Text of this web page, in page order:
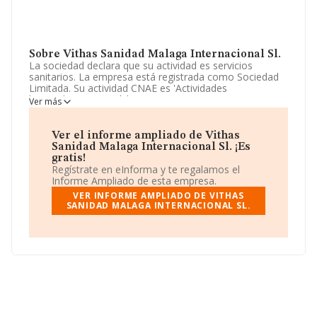
Sobre Vithas Sanidad Malaga Internacional Sl.
La sociedad declara que su actividad es servicios
sanitarios. La empresa está registrada como Sociedad
Limitada. Su actividad CNAE es 'Actividades
hospitalarias' con código 8610. La empresa no tiene
actividad en mercados exteriores.
En función de sus características (facturación y número
de empleados), la compañía se puede calificar como
macroempresa. La información presente en la base de
datos de INFORMA refleja que la compañía ha
experimentado una inflexión respecto al año anterior
(2023). En el ebitda ha tenido una bajada del 161%. Ha
decrecido un 1% en ventas y los resultados han
disminuido un 384%. El número de empleados ha
de datos de INFORMA, el número de empleados ha
Ver más
Ver el informe ampliado de Vithas
Sanidad Malaga Internacional Sl. ¡Es
gratis!
Regístrate en eInforma y te regalamos el
Informe Ampliado de esta empresa.
VER INFORME AMPLIADO DE VITHAS
SANIDAD MALAGA INTERNACIONAL SL.